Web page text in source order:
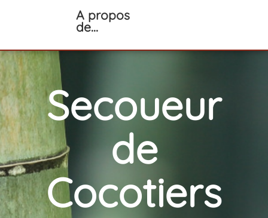
A propos
de...
Secoueur
de
Cocotiers